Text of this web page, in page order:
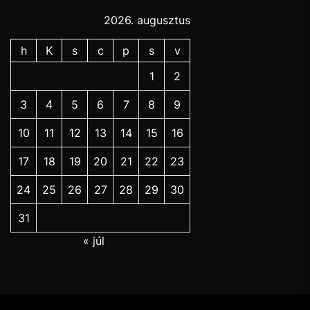
2026. augusztus
h K s c p s
v
1
2
3 4 5 6 7 8 9
10 11 12 13 14 15 16
17 18 19 20 21 22 23
24 25 26 27 28 29 30
31
« júl